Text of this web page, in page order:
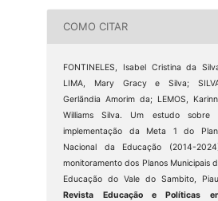
COMO CITAR
FONTINELES, Isabel Cristina da
LIMA, Mary Gracy e Silva;
Gerlãndia Amorim da; LEMOS,
Williams Silva. Um estudo sobre
implementação da Meta 1 do
Nacional da Educação (2014-
monitoramento dos Planos Municipais
Educação do Vale do Sambito,
Revista Educação e Políticas